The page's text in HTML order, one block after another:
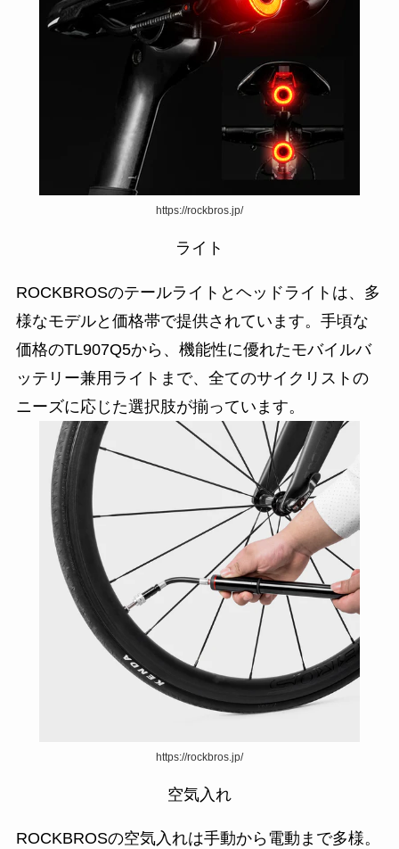
https://rockbros.jp/
ライト
ROCKBROSのテールライトとヘッドライトは、多
様なモデルと価格帯で提供されています。手頃な
価格のTL907Q5から、機能性に優れたモバイルバ
ッテリー兼用ライトまで、全てのサイクリストの
ニーズに応じた選択肢が揃っています。
https://rockbros.jp/
空気入れ
ROCKBROSの空気入れは手動から電動まで多様。